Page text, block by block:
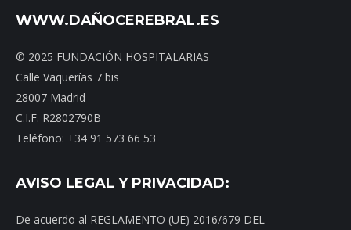
WWW.DAÑOCEREBRAL.ES
© 2025 FUNDACIÓN HOSPITALARIAS
Calle Vaquerías 7 bis
28007 Madrid
C.I.F. R2802790B
Teléfono: +34 91 573 66 53
AVISO LEGAL Y PRIVACIDAD:
De acuerdo al REGLAMENTO (UE) 2016/679 DEL